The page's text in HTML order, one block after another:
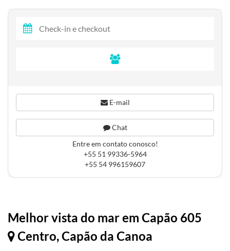
Melhor vista do mar em Capão 605
Centro, Capão da Canoa
E-mail
Chat
Entre em contato conosco!
+55 51 99336-5964
+55 54 996159607